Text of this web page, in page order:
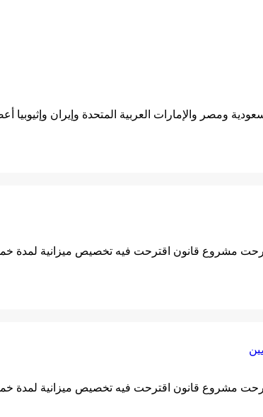
طرحت مشروع قانون اقترحت فيه تخصيص ميزانية لمدة
طرحت مشروع قانون اقترحت فيه تخصيص ميزانية لمدة